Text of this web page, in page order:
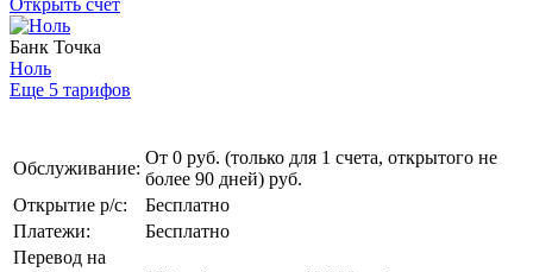
Банк Точка
Ноль
Еще 5 тарифов
Обслуживание:
От 0 руб. (только для 1 счета, открытого не
более 90 дней) руб.
Открытие р/с:
Бесплатно
Платежи:
Бесплатно
Перевод на